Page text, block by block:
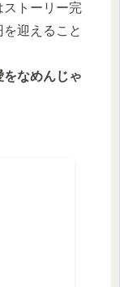
ストーリー完
迎えること
をなめんじゃ